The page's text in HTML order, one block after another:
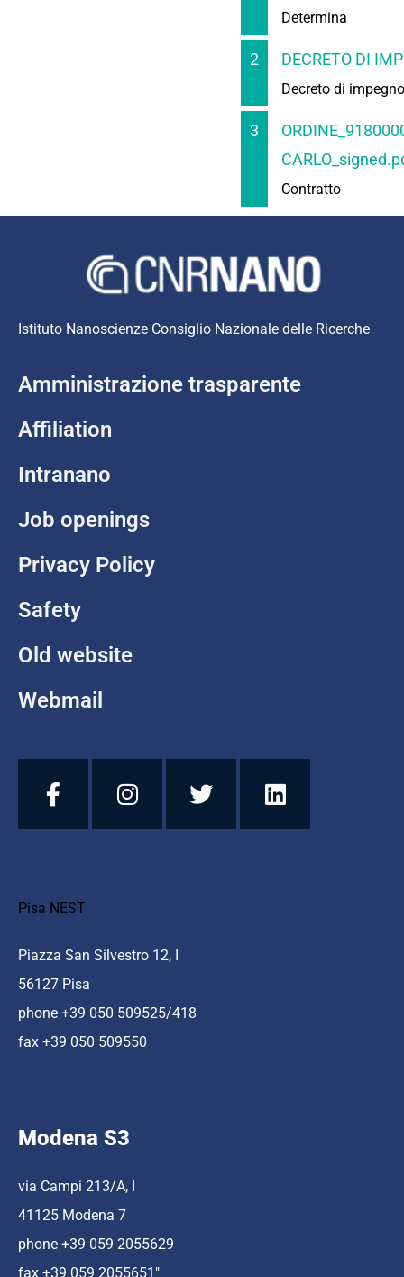
Determina
2 DECRETO DI
Decreto di impegno
3
Contratto
Istituto Nanoscienze Consiglio Nazionale delle Ricerche
Amministrazione trasparente
Affiliation
Intranano
Job openings
Privacy Policy
Safety
Old website
Webmail
Pisa NEST
Piazza San Silvestro 12, I
56127 Pisa
phone +39 050 509525/418
fax +39 050 509550
Modena S3
via Campi 213/A, I
41125 Modena 7
phone +39 059 2055629
fax +39 059 2055651″